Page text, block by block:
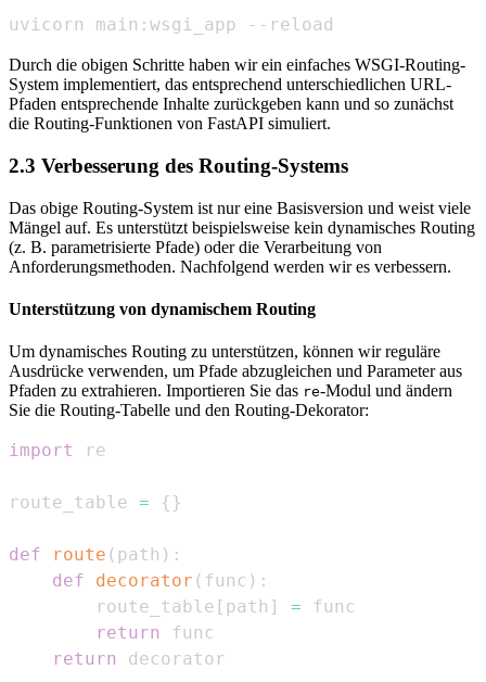
uvicorn main:wsgi_app --reload
Durch die obigen Schritte haben wir ein einfaches WSGI-Routing-
System implementiert, das entsprechend unterschiedlichen URL-
Pfaden entsprechende Inhalte zurückgeben kann und so zunächst
die Routing-Funktionen von FastAPI simuliert.
2.3 Verbesserung des Routing-Systems
Das obige Routing-System ist nur eine Basisversion und weist viele
Mängel auf. Es unterstützt beispielsweise kein dynamisches Routing
(z. B. parametrisierte Pfade) oder die Verarbeitung von
Anforderungsmethoden. Nachfolgend werden wir es verbessern.
Unterstützung von dynamischem Routing
Um dynamisches Routing zu unterstützen, können wir reguläre
Ausdrücke verwenden, um Pfade abzugleichen und Parameter aus
Pfaden zu extrahieren. Importieren Sie das re-Modul und ändern
Sie die Routing-Tabelle und den Routing-Dekorator:
import
route_table = { }
def route ( path ) :
def
decorator ( func ) :
        route_table
[ path ] =
return
return